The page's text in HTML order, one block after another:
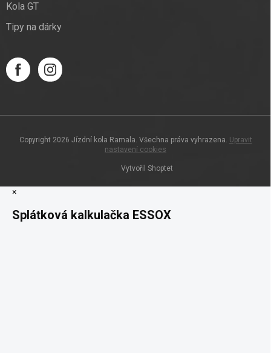
Kola GT
Tipy na dárky
Vytvořil Shoptet
Copyright 2026 Jízdní kola Ramala. Všechna práva vyhrazena. Upravit
nastavení cookies
×
Splátková kalkulačka ESSOX